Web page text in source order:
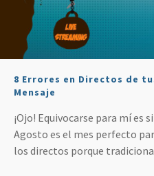
8 Errores en Directos de
Mensaje
¡Ojo! Equivocarse para mí es
Agosto es el mes perfecto
los directos porque